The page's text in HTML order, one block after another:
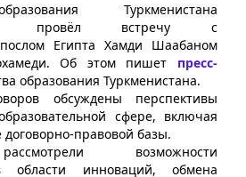
Туркменистана
провёл встречу с
Египта Хамди Шаабаном
Об этом пишет пресс-
образования Туркменистана.
обсуждены перспективы
сфере, включая
правовой базы.
возможности
области инноваций, обмена